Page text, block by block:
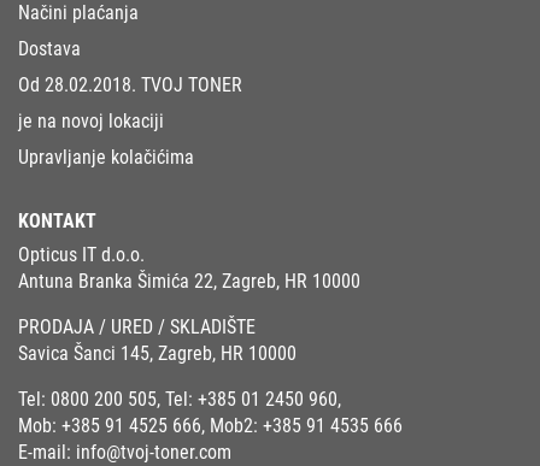
Načini plaćanja
Dostava
Od 28.02.2018. TVOJ TONER
je na novoj lokaciji
Upravljanje kolačićima
KONTAKT
Opticus IT d.o.o.
Antuna Branka Šimića 22, Zagreb, HR 10000
PRODAJA / URED / SKLADIŠTE
Savica Šanci 145, Zagreb, HR 10000
Tel: 0800 200 505, Tel: +385 01 2450 960,
Mob: +385 91 4525 666, Mob2: +385 91 4535 666
E-mail: info@tvoj-toner.com